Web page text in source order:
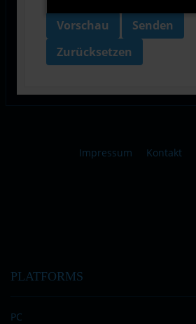
Vorschau
Senden
Zurücksetzen
Impressum Kontakt
PLATFORMS
PC